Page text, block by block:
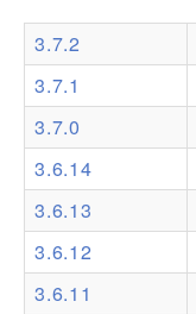
Ressources
Addons
Theme Packs
Translation Packs
Support
Forum
3.7.2
3.7.1
3.7.0
3.6.14
3.6.13
3.6.12
3.6.11